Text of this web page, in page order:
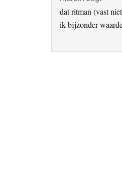
dat ritman (vast
ik bijzonder